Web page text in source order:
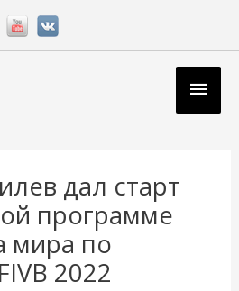
дал старт
программе
мира по
2022